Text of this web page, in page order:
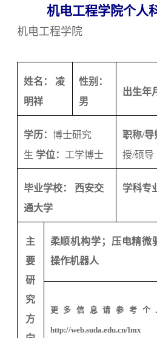
机电工程学院个人
机电工程学院
姓名：
凌
明祥
性别：
男
出生年
学历： 博士研究
生 学位： 工学博士
职称/导
授/硕导
毕业学校：
西安交
通大学
学科专
主
要
研
究
方
柔顺机构学；压电精微
操作机器人
更多信息请参考个
http://web.suda.edu.cn/lmx